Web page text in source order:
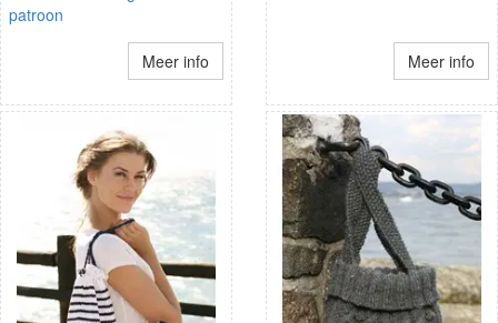
patroon
Meer info Meer info